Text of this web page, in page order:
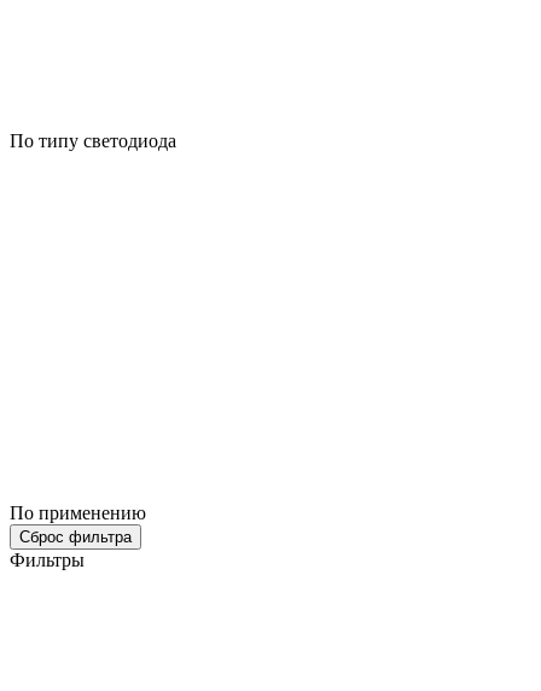
По типу светодиода
По применению
Сброс фильтра
Фильтры